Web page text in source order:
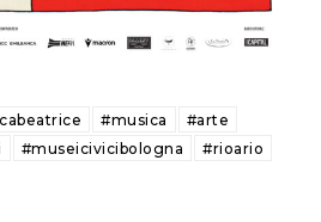
#musica
#arte
#museicivicibologna #rioario